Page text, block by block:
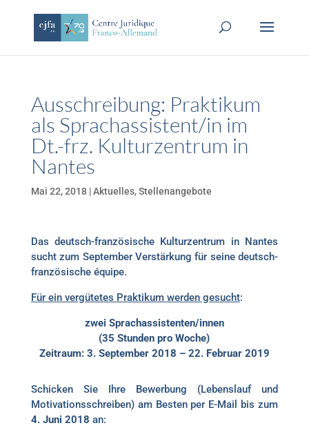
Ausschreibung: Praktikum
als Sprachassistent/in im
Dt.-frz. Kulturzentrum in
Nantes
Mai 22, 2018|Aktuelles,Stellenangebote
Das deutsch-französische Kulturzentrum in Nantes
sucht zum September Verstärkung für seine deutsch-
französische équipe.
Für ein vergütetes Praktikum werden gesucht:
zwei Sprachassistenten/innen
(35 Stunden pro Woche)
Zeitraum: 3. September 2018 – 22. Februar 2019
Schicken Sie Ihre Bewerbung (Lebenslauf und
Motivationsschreiben) am Besten per E-Mail bis zum
4. Juni 2018 an: